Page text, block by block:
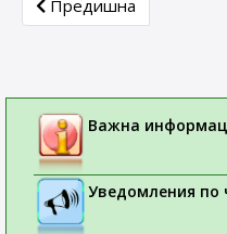
Previous article:
Предишна
Важна
Уведомления по